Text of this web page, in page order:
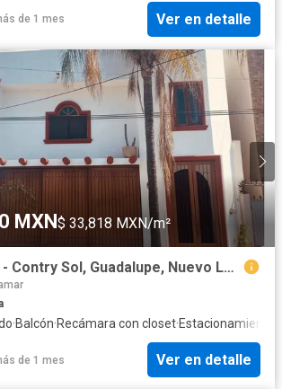
de 1 mes Ver en detalle
MXN$ 33,818 MXN/m²
Casa en Venta - Contry Sol, Guadalupe, Nuevo León
·Balcón·Recámara con closet·Estacionamiento
de 1 mes Ver en detalle